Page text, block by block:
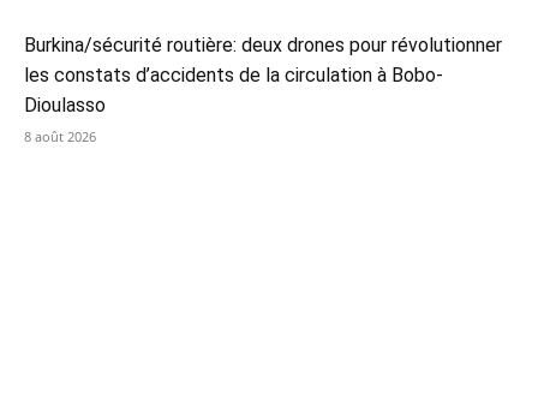
Burkina/sécurité routière: deux drones pour révolutionner
les constats d’accidents de la circulation à Bobo-
Dioulasso
8 août 2026